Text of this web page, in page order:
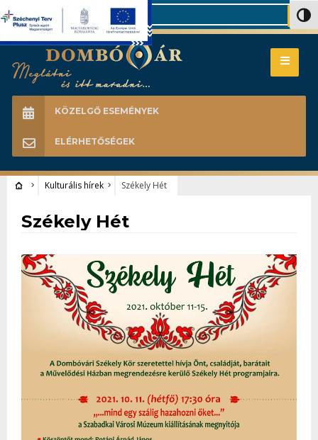
Search
KÖZELGŐ ESEMÉNYEK
ELÉRHETŐSÉGEK
Kulturális hírek Székely Hét
Székely Hét